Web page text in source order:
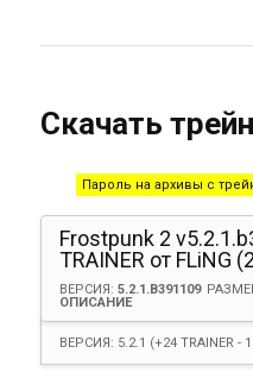
Скачать
Пароль на архивы с
Frostpunk 2
TRAINER от FLiNG
ВЕРСИЯ: 5.2.1.B391109
ОПИСАНИЕ
ВЕРСИЯ: 5.2.1 (+24 TRAINER -